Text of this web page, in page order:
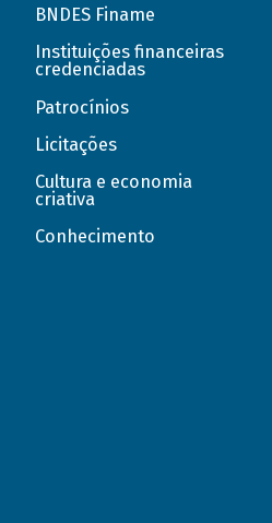
BNDES Finame
Instituições financeiras
credenciadas
Patrocínios
Licitações
Cultura e economia
criativa
Conhecimento